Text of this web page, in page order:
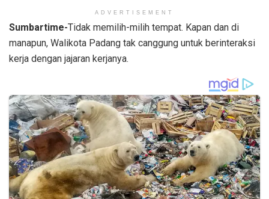
ADVERTISEMENT
Sumbartime-Tidak memilih-milih tempat. Kapan dan di
manapun, Walikota Padang tak canggung untuk berinteraksi
kerja dengan jajaran kerjanya.